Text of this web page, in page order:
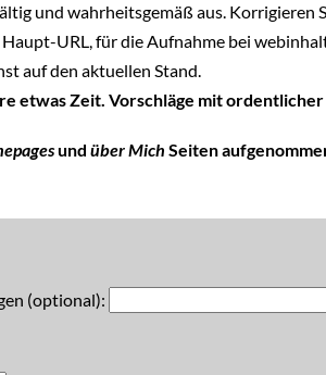
und wahrheitsgemäß aus. Korrigieren
URL, für die Aufnahme bei
auf den aktuellen Stand.
etwas Zeit. Vorschläge mit
und über Mich Seiten
(optional):